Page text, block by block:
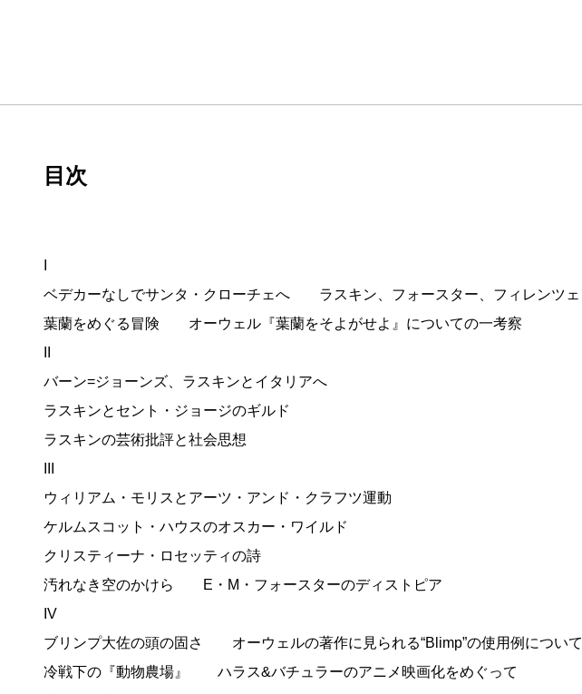
目次
ベデカーなしでサンタ・クローチェへ ラスキン、フォースター、フィレンツェ
葉蘭をめぐる冒険 オーウェル『葉蘭をそよがせよ』についての一考察
バーン=ジョーンズ、ラスキンとイタリアへ
ラスキンとセント・ジョージのギルド
ラスキンの芸術批評と社会思想
ウィリアム・モリスとアーツ・アンド・クラフツ運動
ケルムスコット・ハウスのオスカー・ワイルド
クリスティーナ・ロセッティの詩
汚れなき空のかけら E・M・フォースターのディストピア
IV
ブリンプ大佐の頭の固さ オーウェルの著作に見られる“Blimp”の使用例について
冷戦下の『動物農場』 ハラス&バチュラーのアニメ映画化をめぐって